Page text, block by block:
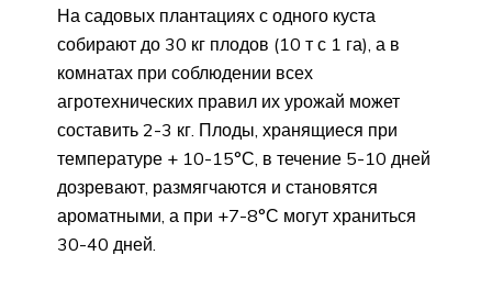
На садовых плантациях с одного куста
собирают до 30 кг плодов (10 т с 1 га), а в
комнатах при соблюдении всех
агротехнических правил их урожай может
составить 2-3 кг. Плоды, хранящиеся при
температуре + 10-15°С, в течение 5-10 дней
дозревают, размягчаются и становятся
ароматными, а при +7-8°С могут храниться
30-40 дней.